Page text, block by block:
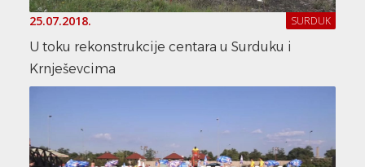
25.07.2018. SURDUK
U toku rekonstrukcije centara u Surduku i
Krnješevcima